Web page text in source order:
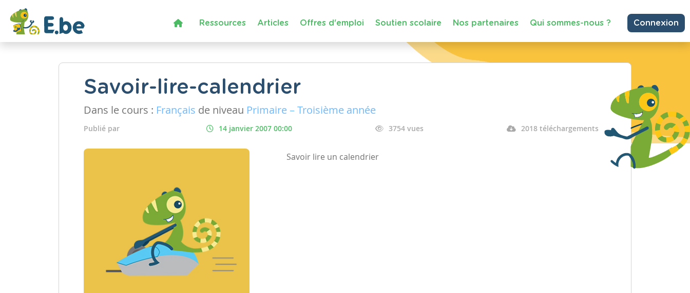
Ressources Articles Offres d'emploi Soutien scolaire Nos partenaires Qui sommes-nous ? Connexion
Savoir-lire-calendrier
Dans le cours : Français de niveau Primaire – Troisième année
Publié par 14 janvier 2007 00:00 3754 vues 2018 téléchargements
Savoir lire un calendrier